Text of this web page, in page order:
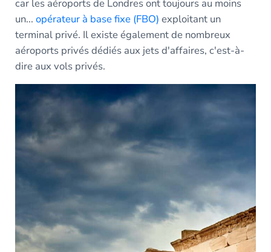
car les aéroports de Londres ont toujours au moins
un... opérateur à base fixe (FBO) exploitant un
terminal privé. Il existe également de nombreux
aéroports privés dédiés aux jets d'affaires, c'est-à-
dire aux vols privés.